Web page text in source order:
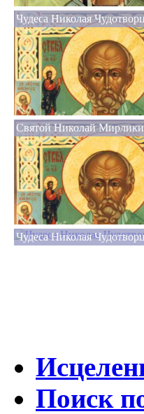
Чудеса Николая
Святой Николай
Чудеса Николая
Поиск